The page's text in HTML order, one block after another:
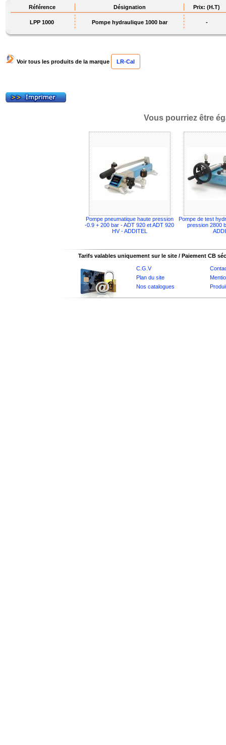
Référence Désignation Prix: (H.T)
LPP 1000 Pompe hydraulique 1000 bar -
Voir tous les produits de la marque LR-Cal
Vous pourriez être
Pompe pneumatique haute pression
-0.9 + 200 bar - ADT 920 et ADT 920
HV - ADDITEL
Pompe de test
pression 2800
Tarifs valables uniquement sur le site / Paiement CB
C.G.V
Plan du site
Nos catalogues